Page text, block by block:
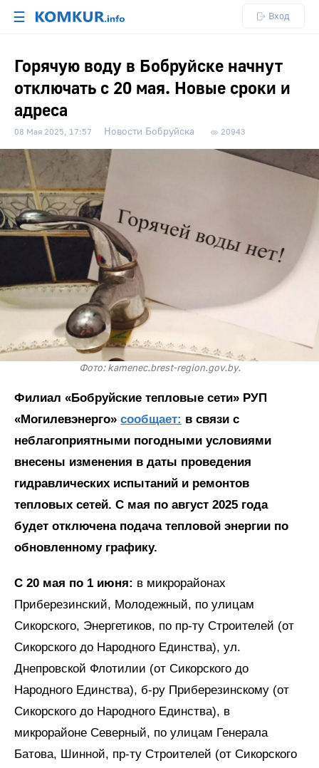
☰ Вход
Горячую воду в Бобруйске начнут
отключать с 20 мая. Новые сроки и
адреса
08 Мая 2025, 17:57 Новости Бобруйска 20943
Фото: kamenec.brest-region.gov.by.
Филиал «Бобруйские тепловые сети» РУП
«Могилевэнерго» сообщает: в связи с
неблагоприятными погодными условиями
внесены изменения в даты проведения
гидравлических испытаний и ремонтов
тепловых сетей. С мая по август 2025 года
будет отключена подача тепловой энергии по
обновленному графику.
С 20 мая по 1 июня: в микрорайонах
Приберезинский, Молодежный, по улицам
Сикорского, Энергетиков, по пр-ту Строителей (от
Сикорского до Народного Единства), ул.
Днепровской Флотилии (от Сикорского до
Народного Единства), б-ру Приберезинскому (от
Сикорского до Народного Единства), в
микрорайоне Северный, по улицам Генерала
Батова, Шинной, пр-ту Строителей (от Сикорского